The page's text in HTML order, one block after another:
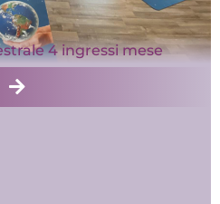
4 ingressi mese